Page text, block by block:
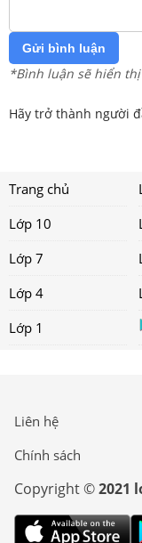
Gửi bình luận
*Bình luận sẽ hiển
Hãy trở thành người
Trang chủ
Lớp 10
Lớp 7
Lớp 4
Lớp 1
Liên hệ
Chính sách
Copyright ©2021